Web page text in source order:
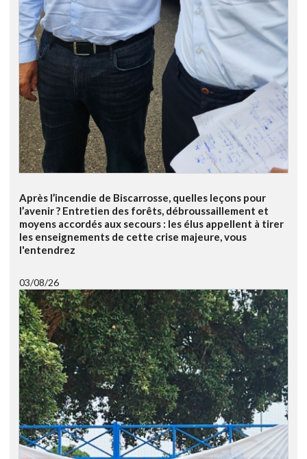
Après l’incendie de Biscarrosse, quelles leçons pour
l’avenir ? Entretien des forêts, débroussaillement et
moyens accordés aux secours : les élus appellent à tirer
les enseignements de cette crise majeure, vous
l'entendrez
03/08/26